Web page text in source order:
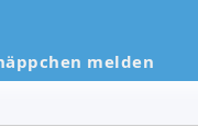
melden